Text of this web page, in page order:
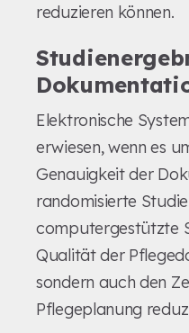
reduzieren können.
Elektronische
erwiesen, wenn es
Genauigkeit der
randomisierte
computergestützte
Qualität der
sondern auch den
Pflegeplanung